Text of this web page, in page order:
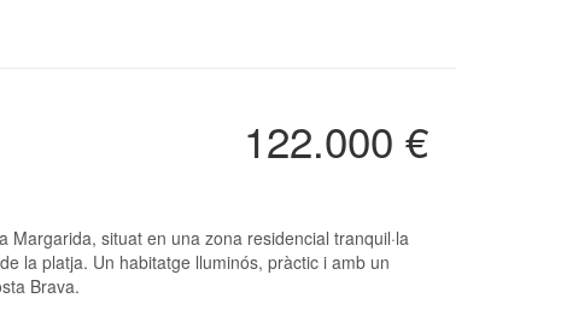
122.000 €
la platja. Un habitatge lluminós, pràctic i amb un
Brava.